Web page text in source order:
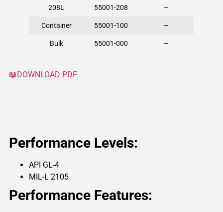
208L 55001-208 —
Container 55001-100 —
Bulk 55001-000 —
📖DOWNLOAD PDF
Performance Levels:
API GL-4
MIL-L 2105
Performance Features: